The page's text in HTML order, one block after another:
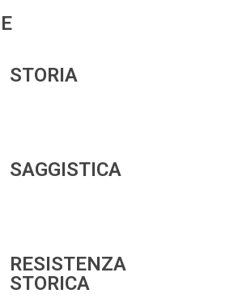
STORIA
SAGGISTICA
RESISTENZA
STORICA